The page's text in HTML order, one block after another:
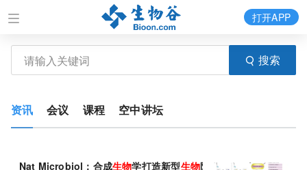
搜索
打开APP
资讯 会议 课程 空中讲坛
Nat Microbiol：合成生物学打造新型生物防护系统